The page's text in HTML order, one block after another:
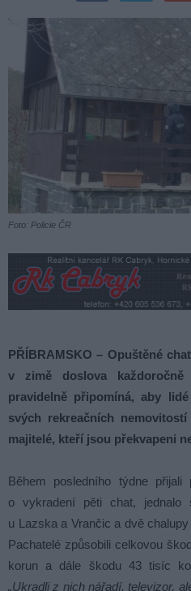
Foto: Policie ČR
PŘÍBRAMSKO – Opuštěné
v zimě doslova
pravidelně připomíná, aby
svých rekreačních
majitelé, kteří jsou překvapeni
Během posledního týdne přijali
o vykradení pěti chat,
u Lazska a Vrančic a dvě
Pachatelé způsobili celkovou
korun a dále škodu 43 tisíc
„Ukradli z nich nářadí, televizor,